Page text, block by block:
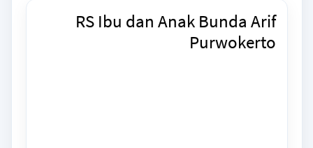
RS Ibu dan Anak Bunda Arif
Purwokerto